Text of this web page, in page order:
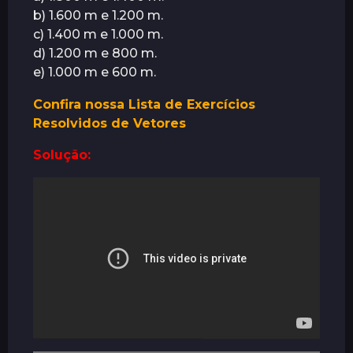
b) 1.600 m e 1.200 m.
c) 1.400 m e 1.000 m.
d) 1.200 m e 800 m.
e) 1.000 m e 600 m.
Confira nossa Lista de Exercícios
Resolvidos de Vetores
Solução: